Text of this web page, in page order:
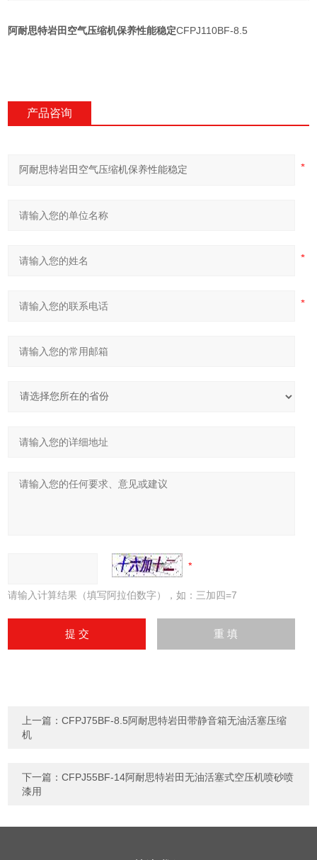
阿耐思特岩田空气压缩机保养性能稳定CFPJ110BF-8.5
产品咨询
请输入计算结果（填写阿拉伯数字），如：三加四=7
上一篇：CFPJ75BF-8.5阿耐思特岩田带静音箱无油活塞压缩
机
下一篇：CFPJ55BF-14阿耐思特岩田无油活塞式空压机喷砂喷
漆用